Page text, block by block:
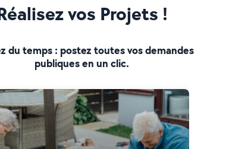
vos Projets !
du temps : postez toutes vos demandes
publiques en un clic.